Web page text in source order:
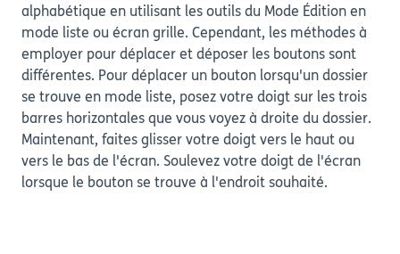
alphabétique en utilisant les outils du Mode Édition en
mode liste ou écran grille. Cependant, les méthodes à
employer pour déplacer et déposer les boutons sont
différentes. Pour déplacer un bouton lorsqu'un dossier
se trouve en mode liste, posez votre doigt sur les trois
barres horizontales que vous voyez à droite du dossier.
Maintenant, faites glisser votre doigt vers le haut ou
vers le bas de l'écran. Soulevez votre doigt de l'écran
lorsque le bouton se trouve à l'endroit souhaité.